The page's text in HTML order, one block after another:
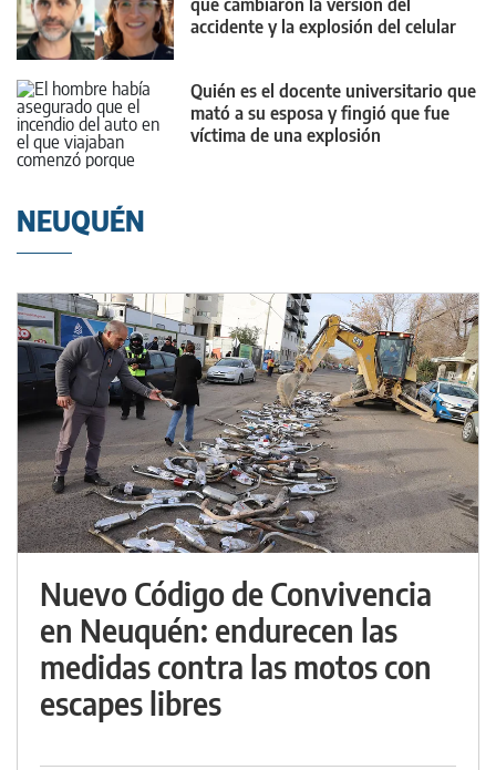
que cambiaron la versión del
accidente y la explosión del celular
Quién es el docente universitario que
mató a su esposa y fingió que fue
víctima de una explosión
NEUQUÉN
Nuevo Código de Convivencia
en Neuquén: endurecen las
medidas contra las motos con
escapes libres